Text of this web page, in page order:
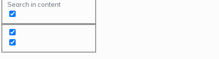
Search in content